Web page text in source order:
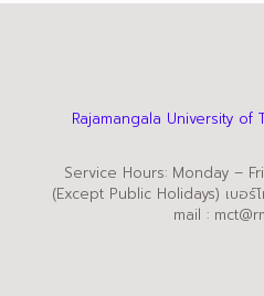
Rajamangala University of
Service Hours: Monday –
(Except Public Holidays) เบอ
mail :